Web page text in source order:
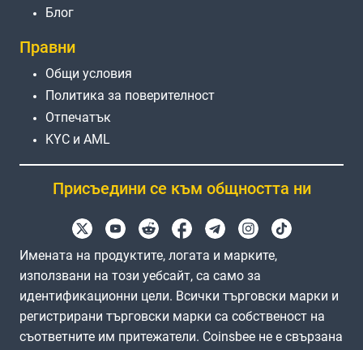
Блог
Правни
Общи условия
Политика за поверителност
Отпечатък
KYC и AML
Присъедини се към общността ни
Имената на продуктите, логата и марките,
използвани на този уебсайт, са само за
идентификационни цели. Всички търговски марки и
регистрирани търговски марки са собственост на
съответните им притежатели. Coinsbee не е свързана